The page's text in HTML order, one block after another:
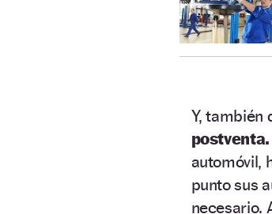
Y, también
postventa.
automóvil,
punto sus
necesario.